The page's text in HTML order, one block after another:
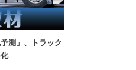
測」、トラック